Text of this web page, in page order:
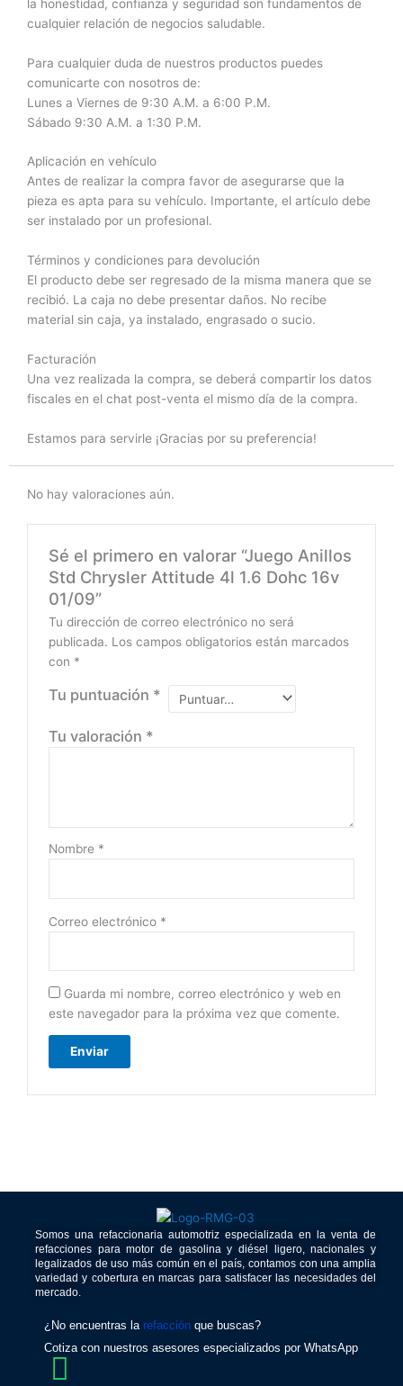
la honestidad, confianza y seguridad son fundamentos de
cualquier relación de negocios saludable.
Para cualquier duda de nuestros productos puedes
comunicarte con nosotros de:
Lunes a Viernes de 9:30 A.M. a 6:00 P.M.
Sábado 9:30 A.M. a 1:30 P.M.
Aplicación en vehículo
Antes de realizar la compra favor de asegurarse que la
pieza es apta para su vehículo. Importante, el artículo debe
ser instalado por un profesional.
Términos y condiciones para devolución
El producto debe ser regresado de la misma manera que se
recibió. La caja no debe presentar daños. No recibe
material sin caja, ya instalado, engrasado o sucio.
Facturación
Una vez realizada la compra, se deberá compartir los datos
fiscales en el chat post-venta el mismo día de la compra.
Estamos para servirle ¡Gracias por su preferencia!
No hay valoraciones aún.
Sé el primero en valorar “Juego Anillos
Std Chrysler Attitude 4l 1.6 Dohc 16v
01/09”
Tu dirección de correo electrónico no será
publicada. Los campos obligatorios están marcados
con *
Tu puntuación *
Tu valoración *
Nombre *
Correo electrónico *
Guarda mi nombre, correo electrónico y web en
este navegador para la próxima vez que comente.
Somos una refaccionaria automotriz especializada en la venta de
refacciones para motor de gasolina y diésel ligero, nacionales y
legalizados de uso más común en el país, contamos con una amplia
variedad y cobertura en marcas para satisfacer las necesidades del
mercado.
¿No encuentras la refacción que buscas?
Cotiza con nuestros asesores especializados por WhatsApp